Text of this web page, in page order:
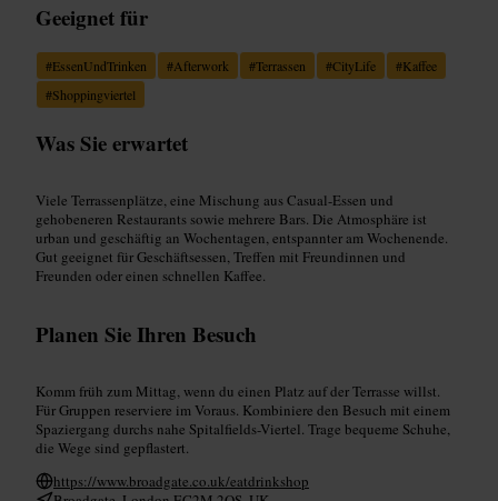
Geeignet für
#EssenUndTrinken #Afterwork #Terrassen #CityLife #Kaffee
#Shoppingviertel
Was Sie erwartet
Viele Terrassenplätze, eine Mischung aus Casual-Essen und
gehobeneren Restaurants sowie mehrere Bars. Die Atmosphäre ist
urban und geschäftig an Wochentagen, entspannter am Wochenende.
Gut geeignet für Geschäftsessen, Treffen mit Freundinnen und
Freunden oder einen schnellen Kaffee.
Planen Sie Ihren Besuch
Komm früh zum Mittag, wenn du einen Platz auf der Terrasse willst.
Für Gruppen reserviere im Voraus. Kombiniere den Besuch mit einem
Spaziergang durchs nahe Spitalfields-Viertel. Trage bequeme Schuhe,
die Wege sind gepflastert.
https://www.broadgate.co.uk/eatdrinkshop